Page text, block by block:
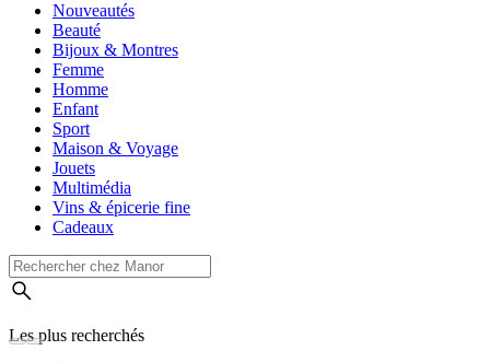
Nouveautés
Beauté
Bijoux & Montres
Femme
Homme
Enfant
Sport
Maison & Voyage
Jouets
Multimédia
Vins & épicerie fine
Cadeaux
Les plus recherchés